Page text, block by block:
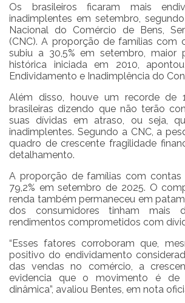
Os brasileiros ficaram mais
inadimplentes em setembro,
Nacional do Comércio de Bens,
(CNC). A proporção de famílias com
subiu a 30,5% em setembro, maior
histórica iniciada em 2010,
Endividamento e Inadimplência do
Além disso, houve um recorde de
brasileiras dizendo que não terão
suas dívidas em atraso, ou seja,
inadimplentes. Segundo a CNC, a
quadro de crescente fragilidade
detalhamento.
A proporção de famílias com contas
79,2% em setembro de 2025. O
renda também permaneceu em
dos consumidores tinham mais
rendimentos comprometidos com
“Esses fatores corroboram que,
positivo do endividamento
das vendas no comércio, a
evidencia que o movimento é de
dinâmica”, avaliou Bentes, em nota